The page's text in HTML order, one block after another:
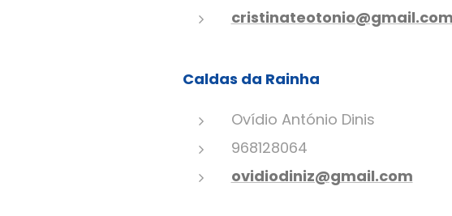
cristinateotonio@gmail.com
Caldas da Rainha
Ovídio António Dinis
968128064
ovidiodiniz@gmail.com